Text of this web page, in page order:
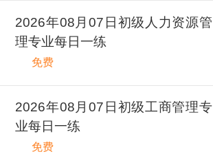
2026年08月07日初级人力资源管
理专业每日一练
免费
2026年08月07日初级工商管理专
业每日一练
免费